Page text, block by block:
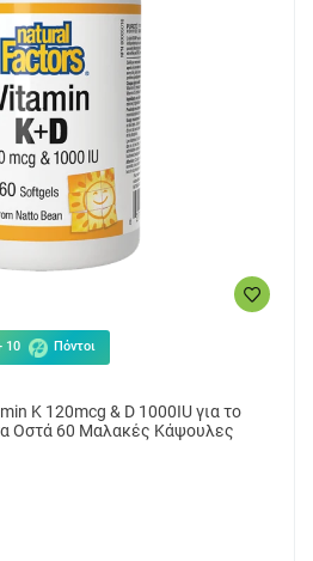
10 Πόντοι
K 120mcg & D 1000IU για το
Οστά 60 Μαλακές Κάψουλες